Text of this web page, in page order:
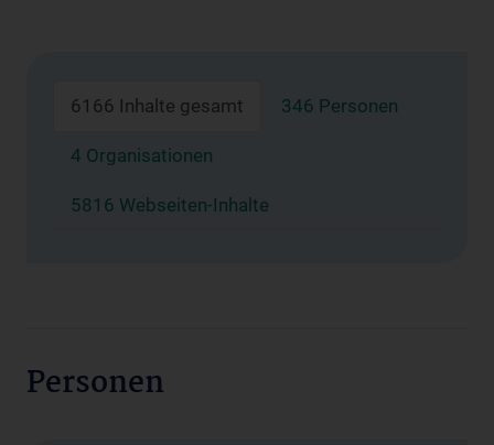
6166 Inhalte gesamt 346 Personen
4 Organisationen
5816 Webseiten-Inhalte
Personen